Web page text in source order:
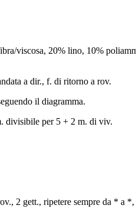
viscosa, 20% lino, 10%
a dir., f. di ritorno a rov.
il diagramma.
divisibile per 5 + 2 m. di viv.
2 gett., ripetere sempre da * a